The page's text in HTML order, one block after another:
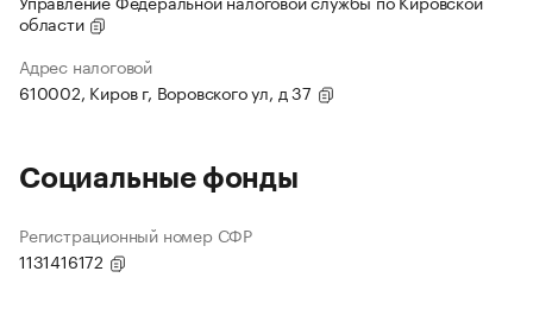
области
Адрес налоговой
610002, Киров г, Воровского ул, д 37
Социальные фонды
Регистрационный номер СФР
1131416172